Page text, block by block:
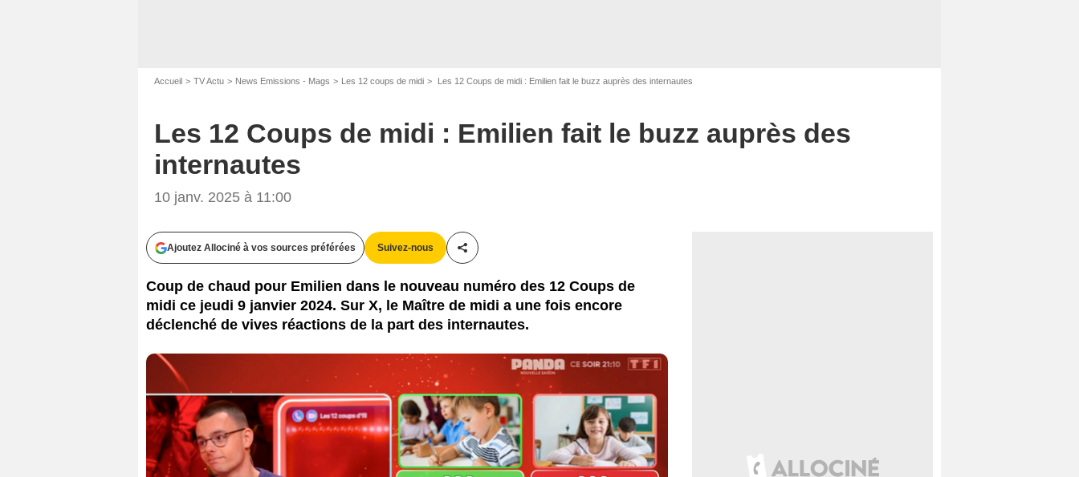
Accueil TV Actu News Emissions - Mags Les 12 coups de midi Les 12 Coups de midi : Emilien fait le buzz auprès des internautes
Les 12 Coups de midi : Emilien fait le buzz auprès des
internautes
10 janv. 2025 à 11:00
Ajoutez Allociné à vos sources préférées Suivez-nous
Partager cet article
Coup de chaud pour Emilien dans le nouveau numéro des 12 Coups de
midi ce jeudi 9 janvier 2024. Sur X, le Maître de midi a une fois encore
déclenché de vives réactions de la part des internautes.